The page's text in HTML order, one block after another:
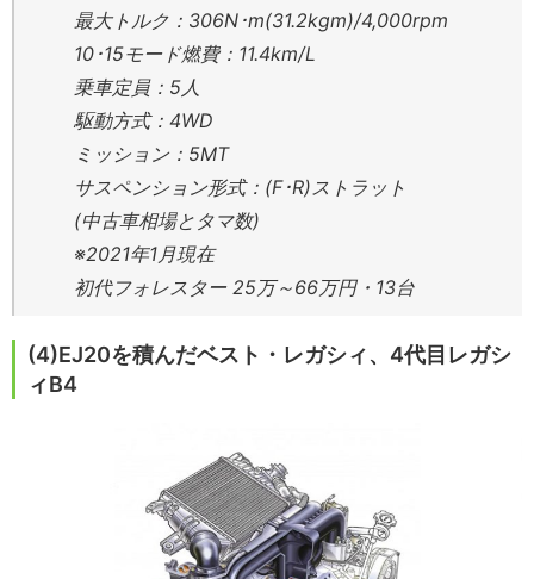
最大トルク：306N･m(31.2kgm)/4,000rpm
10･15モード燃費：11.4km/L
乗車定員：5人
駆動方式：4WD
ミッション：5MT
サスペンション形式：(F･R)ストラット
(中古車相場とタマ数)
※2021年1月現在
初代フォレスター 25万～66万円・13台
(4)EJ20を積んだベスト・レガシィ、4代目レガシ
ィB4